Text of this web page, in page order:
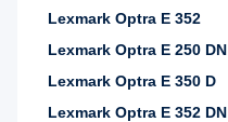
Lexmark Optra E 352
Lexmark Optra E 250 DN
Lexmark Optra E 350 D
Lexmark Optra E 352 DN